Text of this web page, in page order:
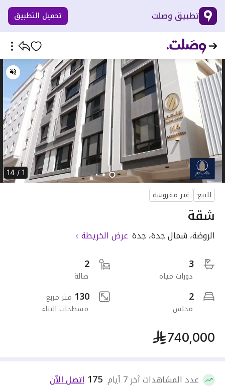
تطبيق وصلت تحميل التطبيق
1 / 14
للبيع غير مفروشة
شقة
الروضة، شمال جدة، جدة عرض الخريطة
3
دورات مياه
2
صالة
2
مجلس
130 متر مربع
مسطحات البناء
740,000
عدد المشاهدات آخر 7 أيام 175 اتصل الآن